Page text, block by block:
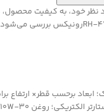
نظر خود، به کیفیت